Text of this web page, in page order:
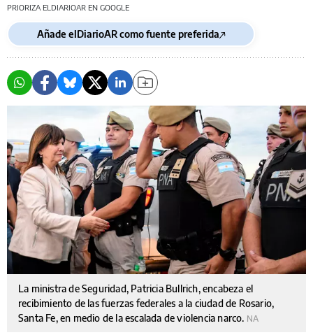
PRIORIZA ELDIARIOAR EN GOOGLE
Añade elDiarioAR como fuente preferida
La ministra de Seguridad, Patricia Bullrich, encabeza el
recibimiento de las fuerzas federales a la ciudad de Rosario,
Santa Fe, en medio de la escalada de violencia narco. NA